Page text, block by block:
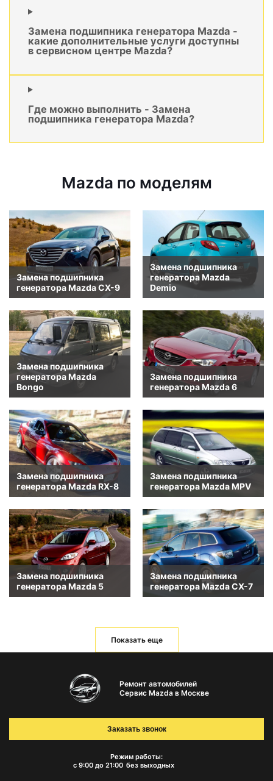
Замена подшипника генератора Mazda -
какие дополнительные услуги доступны
в сервисном центре Mazda?
Где можно выполнить - Замена
подшипника генератора Mazda?
Mazda по моделям
Замена подшипника
генератора Mazda CX-9
Замена подшипника
генератора Mazda
Demio
Замена подшипника
генератора Mazda
Bongo
Замена подшипника
генератора Mazda 6
Замена подшипника
генератора Mazda RX-8
Замена подшипника
генератора Mazda MPV
Замена подшипника
генератора Mazda 5
Замена подшипника
генератора Mazda CX-7
Показать еще
Ремонт автомобилей
Сервис Mazda в Москве
Режим работы:
с 9:00 до 21:00 без выходных
Заказать звонок